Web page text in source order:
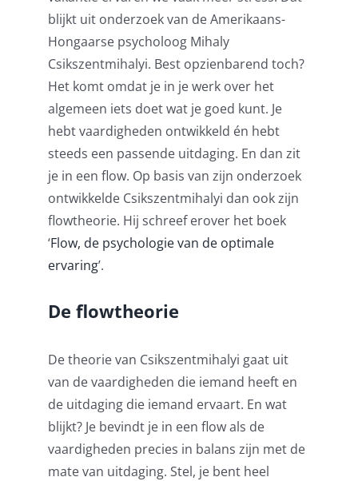
Contact
blijkt uit onderzoek van de Amerikaans-
Hongaarse psycholoog Mihaly
Csikszentmihalyi. Best opzienbarend toch?
Het komt omdat je in je werk over het
algemeen iets doet wat je goed kunt. Je
hebt vaardigheden ontwikkeld én hebt
steeds een passende uitdaging. En dan zit
je in een flow. Op basis van zijn onderzoek
ontwikkelde Csikszentmihalyi dan ook zijn
flowtheorie. Hij schreef erover het boek
‘Flow, de psychologie van de optimale
ervaring’.
De flowtheorie
De theorie van Csikszentmihalyi gaat uit
van de vaardigheden die iemand heeft en
de uitdaging die iemand ervaart. En wat
blijkt? Je bevindt je in een flow als de
vaardigheden precies in balans zijn met de
mate van uitdaging. Stel, je bent heel